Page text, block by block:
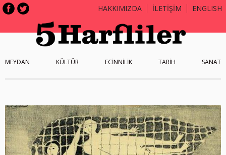
HAKKIMIZDA İLETİŞİM ENGLISH
MEYDAN KÜLTÜR ECİNNİLİK TARİH SANAT